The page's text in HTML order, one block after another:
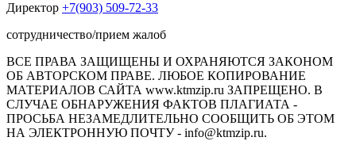
Директор +7(903) 509-72-33
сотрудничество/прием жалоб
ВСЕ ПРАВА ЗАЩИЩЕНЫ И ОХРАНЯЮТСЯ ЗАКОНОМ
ОБ АВТОРСКОМ ПРАВЕ. ЛЮБОЕ КОПИРОВАНИЕ
МАТЕРИАЛОВ САЙТА www.ktmzip.ru ЗАПРЕЩЕНО. В
СЛУЧАЕ ОБНАРУЖЕНИЯ ФАКТОВ ПЛАГИАТА -
ПРОСЬБА НЕЗАМЕДЛИТЕЛЬНО СООБЩИТЬ ОБ ЭТОМ
НА ЭЛЕКТРОННУЮ ПОЧТУ - info@ktmzip.ru.